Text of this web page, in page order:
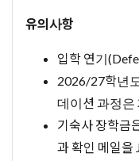
유의사항
입학 연기
2026/27학년
데이션 과정은
기숙사 장학금
과 확인 메일을